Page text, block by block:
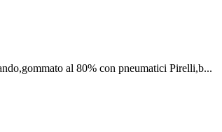
al 80% con pneumatici Pirelli,b...